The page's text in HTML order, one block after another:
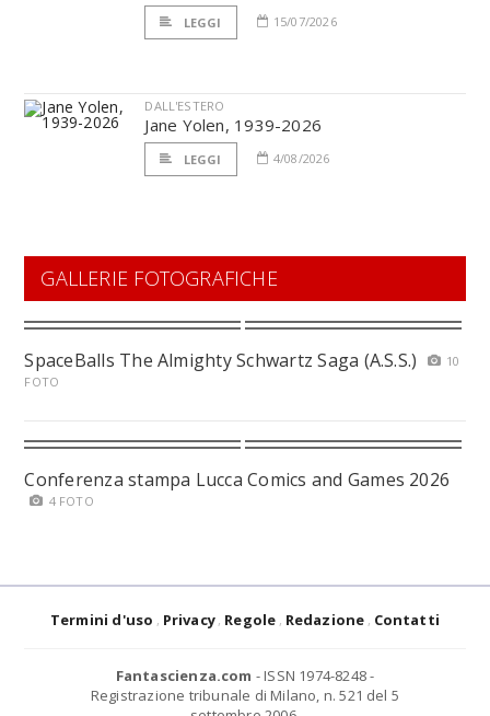
LEGGI 15/07/2026
DALL'ESTERO
Jane Yolen, 1939-2026
LEGGI 4/08/2026
GALLERIE FOTOGRAFICHE
SpaceBalls The Almighty Schwartz Saga (A.S.S.)
10
FOTO
Conferenza stampa Lucca Comics and Games 2026
4 FOTO
Termini d'uso Privacy Regole Redazione Contatti
Fantascienza.com - ISSN 1974-8248 -
Registrazione tribunale di Milano, n. 521 del 5